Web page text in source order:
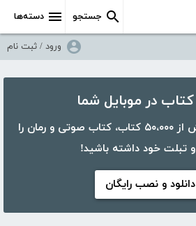
دسته‌ها جستجو
ورود / ثبت نام
با اپلیکیشن کتابراه، بیش از ۵۰،۰۰۰ کتاب، کتاب صوتی و رمان را
و تبلت خود داشته باشید!
دانلود و نصب رایگان